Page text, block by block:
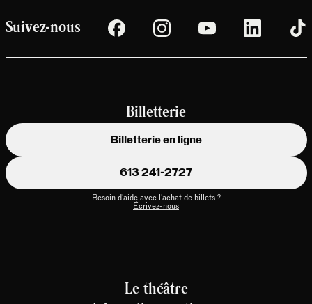
Suivez-nous
Le théâtre
Billetterie
Billetterie en ligne
613 241-2727
Besoin d'aide avec l'achat de billets ?
Écrivez-nous